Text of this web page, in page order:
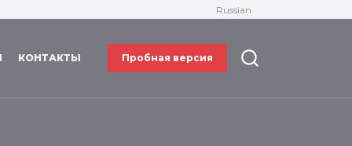
Russian
КОНТАКТЫ Пробная версия